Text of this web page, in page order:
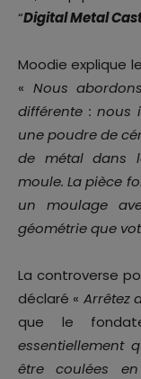
“Digital Metal
Moodie explique
« Nous
différente : nous
une poudre de
de métal dans
moule. La pièce
un moulage
géométrie que
La controverse
déclaré « Arrêtez
que le
essentiellement
être coulées